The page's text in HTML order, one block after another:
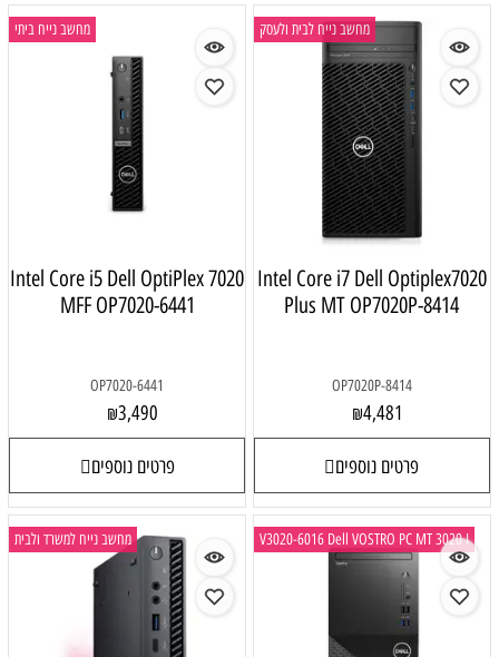
מחשב נייח לבית ולעסק
Intel Core i7 Dell
Plus MT OP7020P-8414
OP7020P-8414
₪4,481
פרטים נוספים
מחשב נייח ביתי
Intel Core i5 Dell OptiPlex 7020
MFF OP7020-6441
OP7020-6441
₪3,490
פרטים נוספים
V3020-6016 Dell VOSTRO PC MT 3020 I מחשב נייח למשרד ולבית